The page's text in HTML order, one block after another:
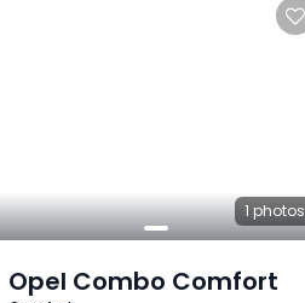
1 photos
Opel Combo Comfort